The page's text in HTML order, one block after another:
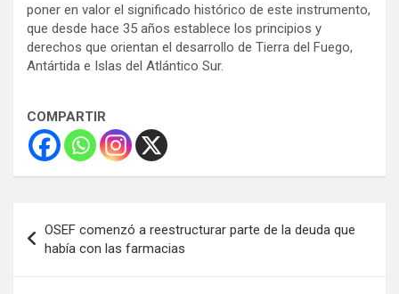
poner en valor el significado histórico de este instrumento,
que desde hace 35 años establece los principios y
derechos que orientan el desarrollo de Tierra del Fuego,
Antártida e Islas del Atlántico Sur.
COMPARTIR
de
entradas
OSEF comenzó a reestructurar parte de la deuda que
había con las farmacias